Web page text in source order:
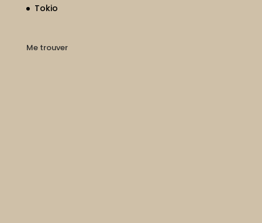
Tokio
Me trouver